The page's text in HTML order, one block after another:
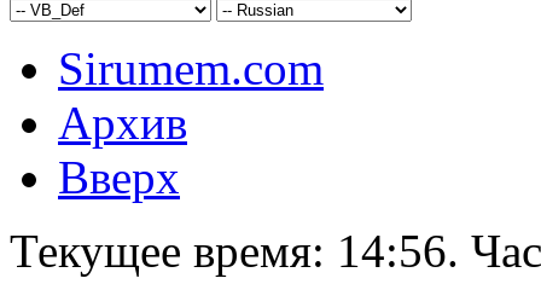
Sirumem.com
Архив
Вверх
Текущее время: 14:56.